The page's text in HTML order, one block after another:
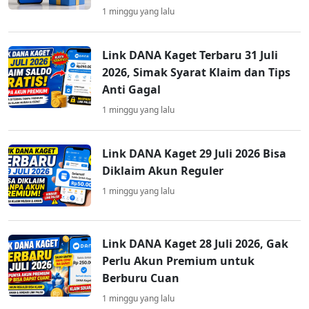
1 minggu yang lalu
Link DANA Kaget Terbaru 31 Juli
2026, Simak Syarat Klaim dan Tips
Anti Gagal
1 minggu yang lalu
Link DANA Kaget 29 Juli 2026 Bisa
Diklaim Akun Reguler
1 minggu yang lalu
Link DANA Kaget 28 Juli 2026, Gak
Perlu Akun Premium untuk
Berburu Cuan
1 minggu yang lalu